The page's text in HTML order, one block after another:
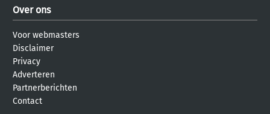
Over ons
Voor webmasters
Disclaimer
Privacy
Adverteren
Partnerberichten
Contact